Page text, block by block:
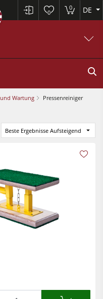
0
0 DE
Wartung Pressenreiniger
Beste Ergebnisse Aufsteigend